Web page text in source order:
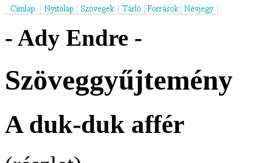
- Ady Endre -
Szöveggyűjtemény
A duk-duk affér